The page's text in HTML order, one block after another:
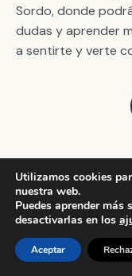
Sordo, donde
dudas y aprender
a sentirte y verte
Preguntas
Utilizamos cookies
nuestra web.
Puedes aprender
desactivarlas en los
Aceptar